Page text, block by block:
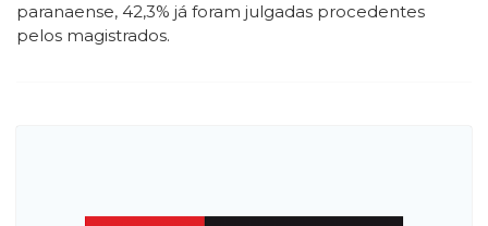
paranaense, 42,3% já foram julgadas procedentes
pelos magistrados.